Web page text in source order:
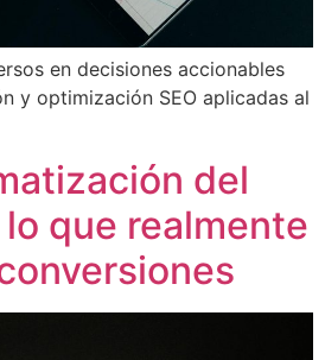
en decisiones accionables
y optimización SEO aplicadas al
del
que realmente